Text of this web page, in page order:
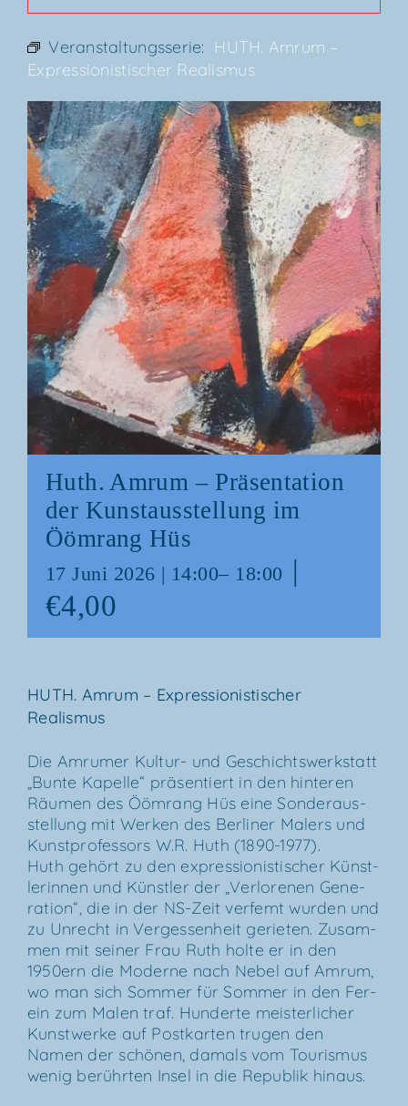
Veranstaltungsserie:
HUTH. Amrum –
Expres­sio­nis­ti­scher Realismus
Huth. Amrum – Prä­sen­ta­ti­on
der Kunst­aus­stel­lung im
Ööm­rang Hüs
17 Juni 2026 | 14:00– 18:00 |
€4,00
HUTH. Amrum – Expres­sio­nis­ti­scher
Realismus
Die Amru­mer Kul­­tur- und Geschichts­werk­statt
„Bun­te Kapel­le“ prä­sen­tiert in den hin­te­ren
Räu­men des Ööm­rang Hüs eine Son­der­aus­
stel­lung mit Wer­ken des Ber­li­ner Malers und
Kunst­pro­fes­sors W.R. Huth (1890-1977).
Huth gehört zu den expres­sio­nis­ti­scher Künst­
le­rin­nen und Künst­ler der „Ver­lo­re­nen Gene­
ra­ti­on“, die in der NS-Zeit ver­femt wur­den und
zu Unrecht in Ver­ges­sen­heit gerie­ten. Zusam­
men mit sei­ner Frau Ruth hol­te er in den
1950ern die Moder­ne nach Nebel auf Amrum,
wo man sich Som­mer für Som­mer in den Fer­
ein zum Malen traf. Hun­der­te meis­ter­li­cher
Kunst­wer­ke auf Post­kar­ten tru­gen den
Namen der schö­nen, damals vom Tou­ris­mus
wenig berühr­ten Insel in die Repu­blik hinaus.